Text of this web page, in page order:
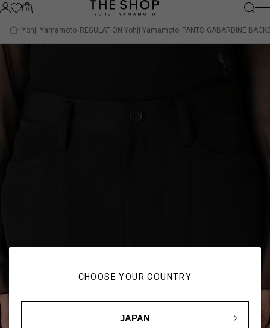
CHOOSE YOUR COUNTRY
JAPAN
0
Yohji Yamamoto REGULATION Yohji Yamamoto PANTS GABARDINE